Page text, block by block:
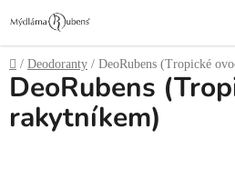
na
obsah
Domů
/ Deodoranty / DeoRubens (Tropické
DeoRubens
rakytníkem)